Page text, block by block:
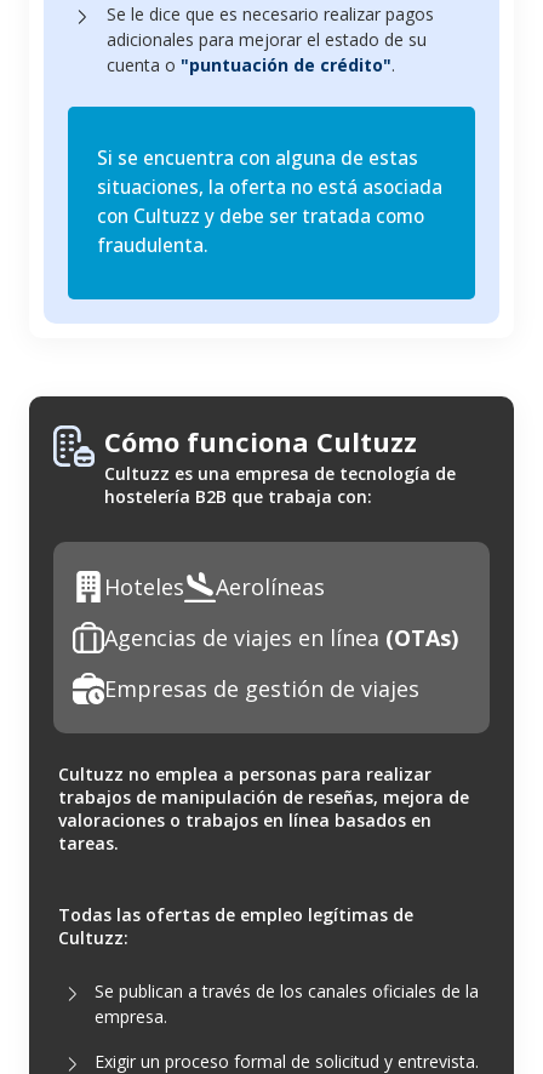
Se le dice que es necesario realizar pagos
adicionales para mejorar el estado de su
cuenta o "puntuación de crédito".
Si se encuentra con alguna de estas
situaciones, la oferta no está asociada
con Cultuzz y debe ser tratada como
fraudulenta.
Cómo funciona Cultuzz
Cultuzz es una empresa de tecnología de
hostelería B2B que trabaja con:
Hoteles
Aerolíneas
Agencias de viajes en línea (OTAs)
Empresas de gestión de viajes
Cultuzz no emplea a personas para realizar
trabajos de manipulación de reseñas, mejora de
valoraciones o trabajos en línea basados en
tareas.
Todas las ofertas de empleo legítimas de
Cultuzz:
Se publican a través de los canales oficiales de la
empresa.
Exigir un proceso formal de solicitud y entrevista.